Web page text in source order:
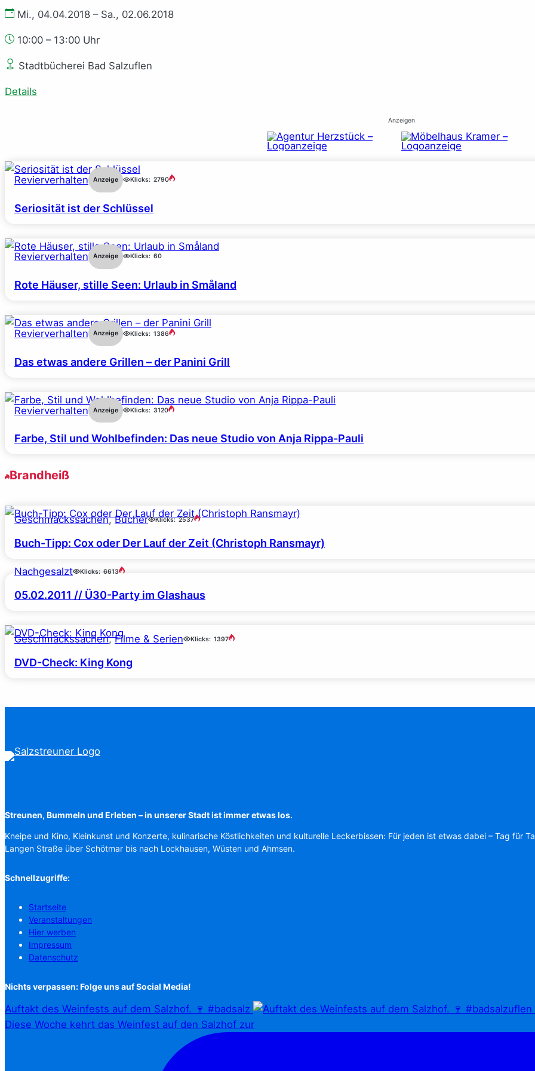
Mi., 04.04.2018 – Sa., 02.06.2018
10:00 – 13:00 Uhr
Stadtbücherei Bad Salzuflen
Details
Anzeigen
Revierverhalten Anzeige Klicks: 2790
Seriosität ist der Schlüssel
Revierverhalten Anzeige Klicks: 60
Rote Häuser, stille Seen: Urlaub in Småland
Revierverhalten Anzeige Klicks: 1386
Das etwas andere Grillen – der Panini Grill
Revierverhalten Anzeige Klicks: 3120
Farbe, Stil und Wohlbefinden: Das neue Studio von Anja Rippa-Pauli
Brandheiß
Geschmackssachen, Bücher Klicks: 2537
Buch-Tipp: Cox oder Der Lauf der Zeit (Christoph Ransmayr)
Nachgesalzt Klicks: 6613
05.02.2011 // Ü30-Party im Glashaus
Geschmackssachen, Filme & Serien Klicks: 1397
DVD-Check: King Kong
Streunen, Bummeln und Erleben – in unserer Stadt ist immer etwas los.
Kneipe und Kino, Kleinkunst und Konzerte, kulinarische Köstlichkeiten und kulturelle Leckerbissen: Für jeden ist etwas dabei – Tag für
Langen Straße über Schötmar bis nach Lockhausen, Wüsten und Ahmsen.
Schnellzugriffe:
Startseite
Veranstaltungen
Hier werben
Impressum
Datenschutz
Nichts verpassen: Folge uns auf Social Media!
Auftakt des Weinfests auf dem Salzhof. 🍷 #badsalz
Diese Woche kehrt das Weinfest auf den Salzhof zur